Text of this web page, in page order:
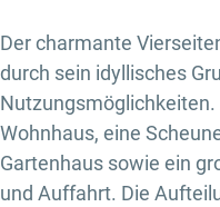
Der charmante
durch sein idyllisches
Wohnhaus, eine
Gartenhaus sowie ein
und Auffahrt. Die